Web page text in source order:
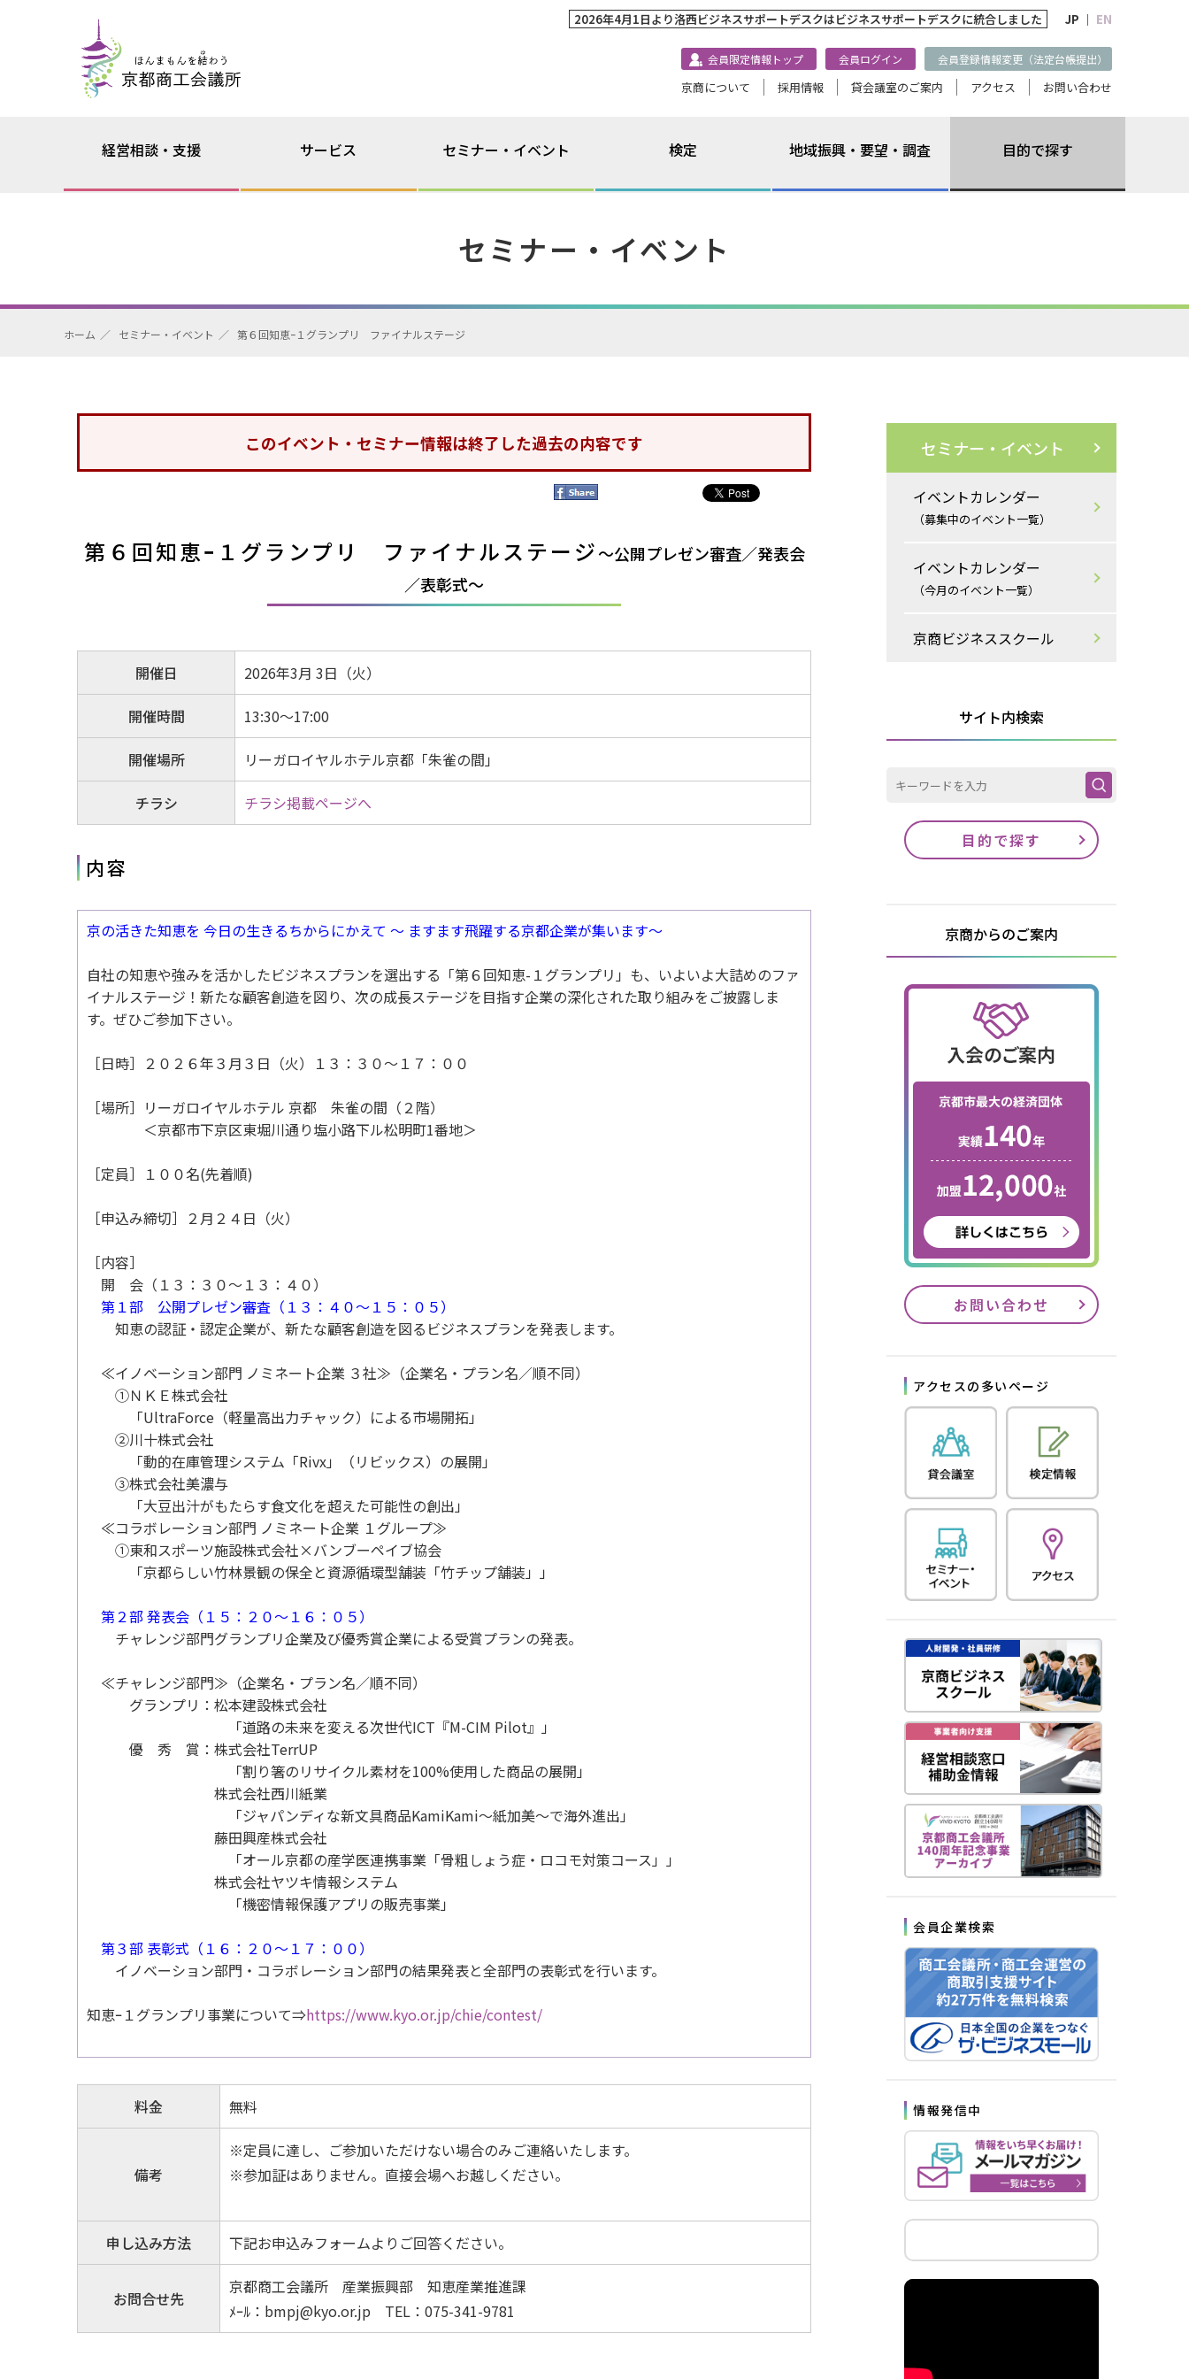
2026年4月1日より洛西ビジネスサポートデスクはビジネスサポートデスクに統合しました JP ｜ EN
会員限定情報トップ 会員ログイン 会員登録情報変更（法定台帳提出）
京商について 採用情報 貸会議室のご案内 アクセス お問い合わせ
経営相談・支援 サービス セミナー・イベント 検定 地域振興・要望・調査 目的で探す
セミナー・イベント
ホーム セミナー・イベント 第６回知恵ｰ１グランプリ ファイナルステージ
このイベント・セミナー情報は終了した過去の内容です
第６回知恵ｰ１グランプリ ファイナルステージ～公開プレゼン審査／発表会
／表彰式～
開催日 2026年3月 3日（火）
開催時間 13:30～17:00
開催場所 リーガロイヤルホテル京都「朱雀の間」
チラシ チラシ掲載ページへ
内容
京の活きた知恵を 今日の生きるちからにかえて ～ ますます飛躍する京都企業が集います～
自社の知恵や強みを活かしたビジネスプランを選出する「第６回知恵-１グランプリ」も、いよいよ大詰めのファ
イナルステージ！新たな顧客創造を図り、次の成長ステージを目指す企業の深化された取り組みをご披露しま
す。ぜひご参加下さい。
［日時］２０２６年３月３日（火）１３：３０～１７：００
［場所］リーガロイヤルホテル 京都 朱雀の間（２階）
＜京都市下京区東堀川通り塩小路下ル松明町1番地＞
［定員］１００名(先着順)
［申込み締切］２月２４日（火）
［内容］
開 会（１３：３０～１３：４０）
第１部 公開プレゼン審査（１３：４０～１５：０５）
知恵の認証・認定企業が、新たな顧客創造を図るビジネスプランを発表します。
≪イノベーション部門 ノミネート企業 ３社≫（企業名・プラン名／順不同）
①ＮＫＥ株式会社
「UltraForce（軽量高出力チャック）による市場開拓」
②川十株式会社
「動的在庫管理システム「Rivx」（リビックス）の展開」
③株式会社美濃与
「大豆出汁がもたらす食文化を超えた可能性の創出」
≪コラボレーション部門 ノミネート企業 １グループ≫
①東和スポーツ施設株式会社×バンブーペイブ協会
「京都らしい竹林景観の保全と資源循環型舗装「竹チップ舗装」」
第２部 発表会（１５：２０～１６：０５）
チャレンジ部門グランプリ企業及び優秀賞企業による受賞プランの発表。
≪チャレンジ部門≫（企業名・プラン名／順不同）
グランプリ：松本建設株式会社
「道路の未来を変える次世代ICT『M-CIM Pilot』」
優 秀 賞：株式会社TerrUP
「割り箸のリサイクル素材を100%使用した商品の展開」
株式会社西川紙業
「ジャパンディな新文具商品KamiKami〜紙加美～で海外進出」
藤田興産株式会社
「オール京都の産学医連携事業「骨粗しょう症・ロコモ対策コース」」
株式会社ヤツキ情報システム
「機密情報保護アプリの販売事業」
第３部 表彰式（１６：２０～１７：００）
イノベーション部門・コラボレーション部門の結果発表と全部門の表彰式を行います。
知恵ｰ１グランプリ事業について⇒https://www.kyo.or.jp/chie/contest/
料金 無料
備考
※定員に達し、ご参加いただけない場合のみご連絡いたします。
※参加証はありません。直接会場へお越しください。
申し込み方法 下記お申込みフォームよりご回答ください。
お問合せ先
京都商工会議所 産業振興部 知恵産業推進課
ﾒｰﾙ：bmpj@kyo.or.jp TEL：075-341-9781
セミナー・イベント
イベントカレンダー
（募集中のイベント一覧）
イベントカレンダー
（今月のイベント一覧）
京商ビジネススクール
サイト内検索
目的で探す
京商からのご案内
お問い合わせ
アクセスの多いページ
会員企業検索
情報発信中